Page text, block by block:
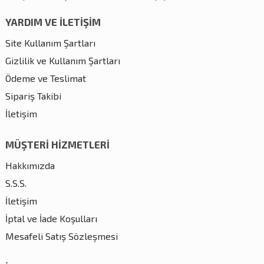
YARDIM VE İLETİŞİM
Site Kullanım Şartları
Gizlilik ve Kullanım Şartları
Ödeme ve Teslimat
Sipariş Takibi
İletişim
MÜŞTERİ HİZMETLERİ
Hakkımızda
S.S.S.
İletişim
İptal ve İade Koşulları
Mesafeli Satış Sözleşmesi